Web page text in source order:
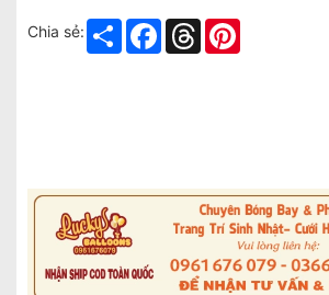
Chia sẻ: Share Facebook
Threads